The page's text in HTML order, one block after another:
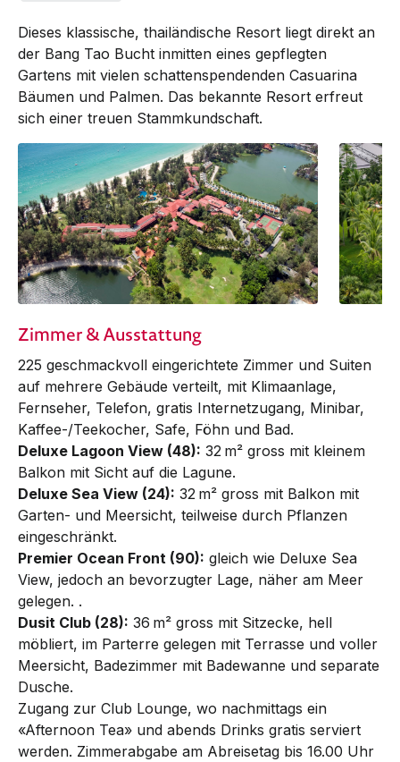
Dieses klassische, thailändische Resort liegt direkt an
der Bang Tao Bucht inmitten eines gepflegten
Gartens mit vielen schattenspendenden Casuarina
Bäumen und Palmen. Das bekannte Resort erfreut
sich einer treuen Stammkundschaft.
Zimmer & Ausstattung
225 geschmackvoll eingerichtete Zim­mer und Suiten
auf mehrere Gebäude verteilt, mit Klima­­anlage,
Fernseher, Telefon, gratis Internetzugang, Mini­bar,
Kaffee-/Tee­kocher, Safe, Föhn und Bad.
Deluxe Lagoon View (48): 32 m² gross mit kleinem
Balkon mit Sicht auf die Lagune.
Deluxe Sea View (24): 32 m² gross mit Balkon mit
Garten- und Meersicht, teilweise durch Pflanzen
eingeschränkt.
Premier Ocean Front (90): gleich wie Deluxe Sea
View, jedoch an bevorzugter Lage, näher am Meer
gelegen. .
Dusit Club (28): 36 m² gross mit Sitzecke, hell
möbliert, im Parterre gelegen mit Terrasse und voller
Meersicht, Badezimmer mit Badewanne und separate
Dusche.
Zu­gang zur Club Lounge, wo nachmittags ein
«Afternoon Tea» und abends Drinks gratis serviert
werden. Zimmerab­gabe am Abreisetag bis 16.00 Uhr